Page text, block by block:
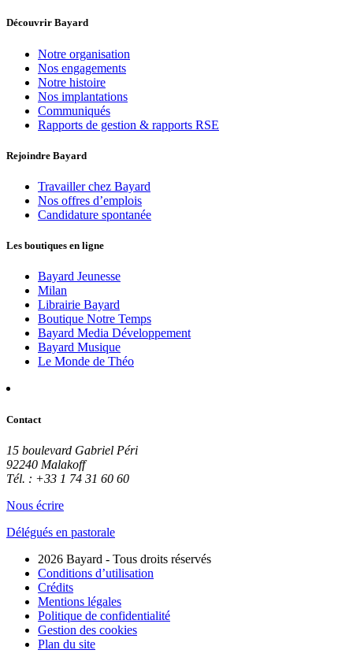
Découvrir Bayard
Notre organisation
Nos engagements
Notre histoire
Nos implantations
Communiqués
Rapports de gestion & rapports RSE
Rejoindre Bayard
Travailler chez Bayard
Nos offres d’emplois
Candidature spontanée
Les boutiques en ligne
Bayard Jeunesse
Milan
Librairie Bayard
Boutique Notre Temps
Bayard Media Développement
Bayard Musique
Le Monde de Théo
Contact
15 boulevard Gabriel Péri
92240 Malakoff
Tél. : +33 1 74 31 60 60
Nous écrire
Délégués en pastorale
2026 Bayard - Tous droits réservés
Conditions d’utilisation
Crédits
Mentions légales
Politique de confidentialité
Gestion des cookies
Plan du site